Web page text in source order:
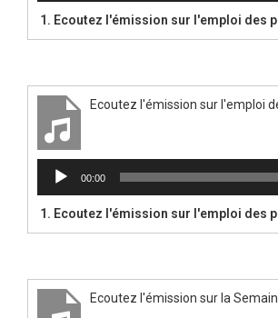
1. Ecoutez l'émission sur l'emploi des personnes en situation
Lecteur
audio
00:00
1. Ecoutez l'émission sur l'emploi des personnes en situation